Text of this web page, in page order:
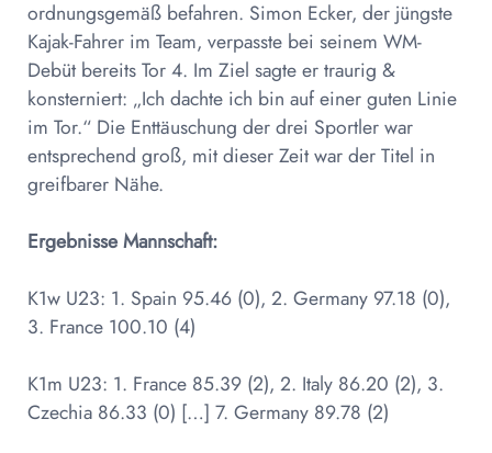
ordnungsgemäß befahren. Simon Ecker, der jüngste
Kajak-Fahrer im Team, verpasste bei seinem WM-
Debüt bereits Tor 4. Im Ziel sagte er traurig &
konsterniert: „Ich dachte ich bin auf einer guten Linie
im Tor.“ Die Enttäuschung der drei Sportler war
entsprechend groß, mit dieser Zeit war der Titel in
greifbarer Nähe.
Ergebnisse Mannschaft:
K1w U23: 1. Spain 95.46 (0), 2. Germany 97.18 (0),
3. France 100.10 (4)
K1m U23: 1. France 85.39 (2), 2. Italy 86.20 (2), 3.
Czechia 86.33 (0) […] 7. Germany 89.78 (2)